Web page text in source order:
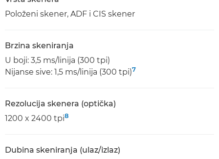
Položeni skener, ADF i CIS skener
Brzina skeniranja
U boji: 3,5 ms/linija (300 tpi)
Nijanse sive: 1,5 ms/linija (300 tpi)7
Rezolucija skenera (optička)
1200 x 2400 tpi8
Dubina skeniranja (ulaz/izlaz)